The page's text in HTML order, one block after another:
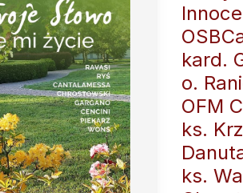
kard.
o.
OFM
ks.
ks.